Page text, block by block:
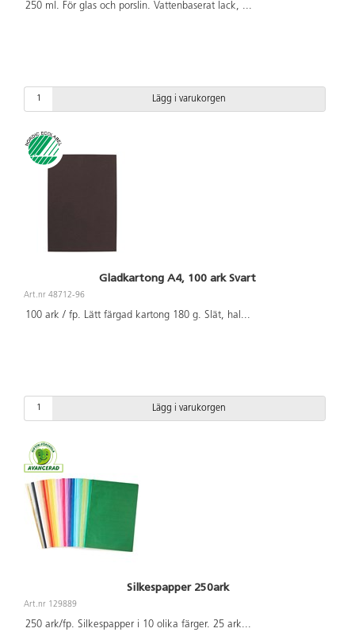
250 ml. För glas och porslin. Vattenbaserat lack, ...
Lägg i varukorgen
Gladkartong A4, 100 ark Svart
Art.nr 48712-96
100 ark / fp. Lätt färgad kartong 180 g. Slät, hal ...
Lägg i varukorgen
Silkespapper 250ark
Art.nr 129889
250 ark/fp. Silkespapper i 10 olika färger. 25 ark...